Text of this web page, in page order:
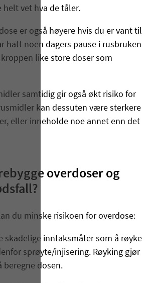
helt vet hva de tåler.
er også høyere hvis du er vant til
hatt noen dagers pause i rusbruken
like store doser som
samtidig gir også økt risiko for
kan dessuten være sterkere
eller inneholde noe annet enn det
overdoser og
du minske risikoen for overdose:
skadelige inntaksmåter som å røyke
sprøyte/injisering. Røyking gjør
beregne dosen.